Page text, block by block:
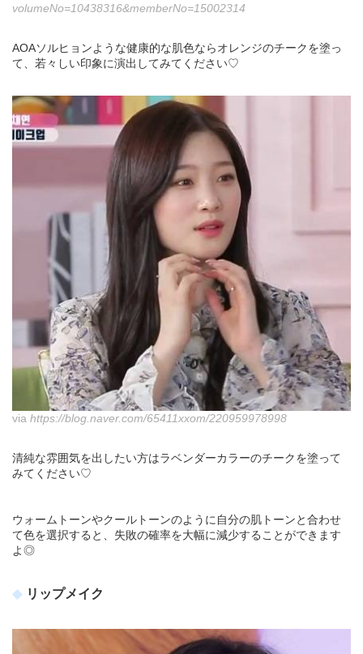
volumeNo=10438316&memberNo=15002314
AOAソルヒョンような健康的な肌色ならオレンジのチークを塗っ
て、若々しい印象に演出してみてください♡
via https://blog.naver.com/65411xxom/220959978998
清純な雰囲気を出したい方はラベンダーカラーのチークを塗って
みてください♡
ウォームトーンやクールトーンのように自分の肌トーンと合わせ
て色を選択すると、失敗の確率を大幅に減少することができます
よ◎
リップメイク